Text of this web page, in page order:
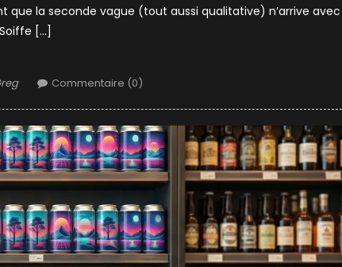
la seconde vague (tout aussi qualitative) n’arrive avec
Soiffe […]
Commentaire (0)